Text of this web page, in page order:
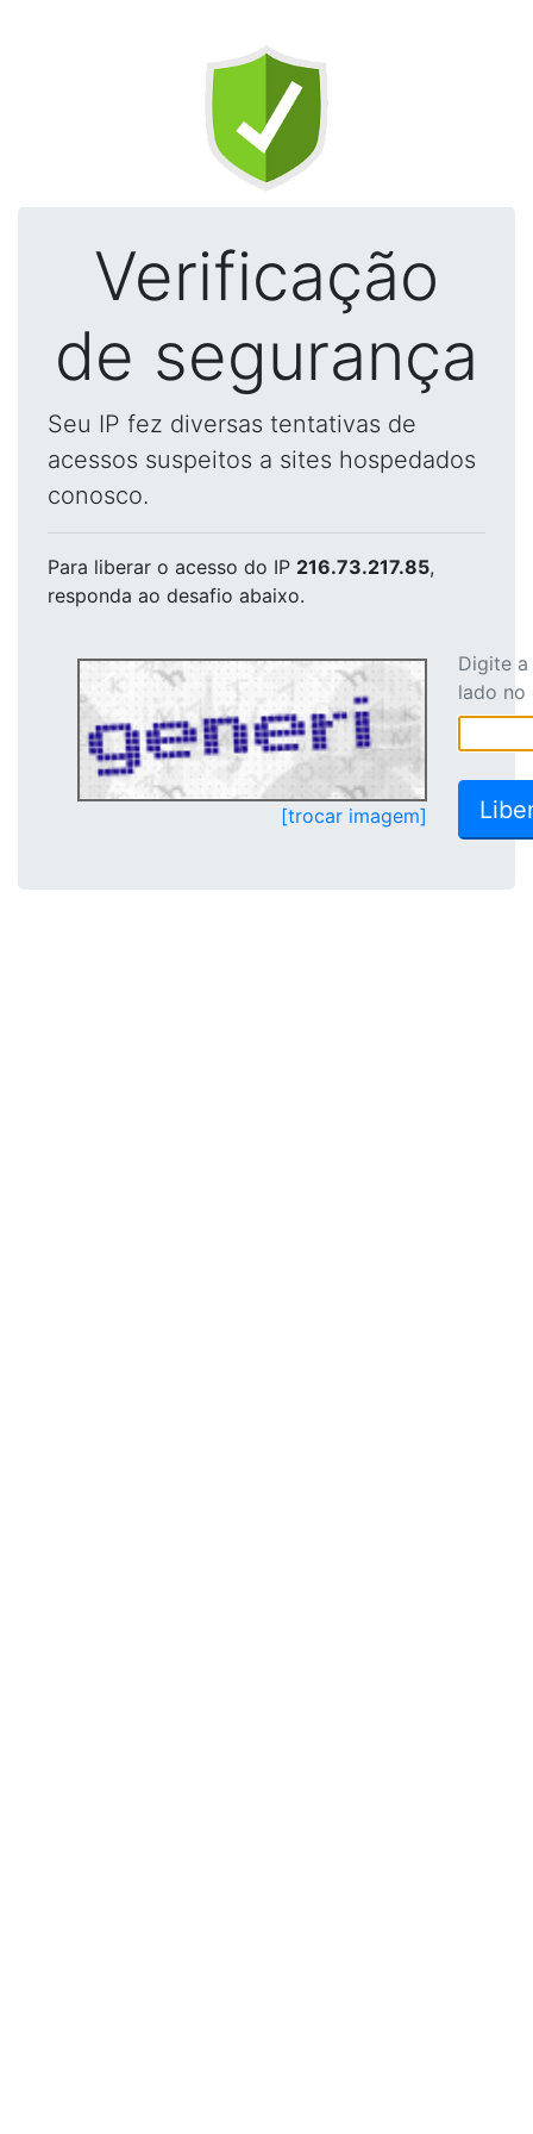
Verificação
de segurança
Seu IP fez diversas tentativas de
acessos suspeitos a sites hospedados
conosco.
Para liberar o acesso do IP 216.73.217.85,
responda ao desafio abaixo.
[trocar imagem]
Digite
lado no